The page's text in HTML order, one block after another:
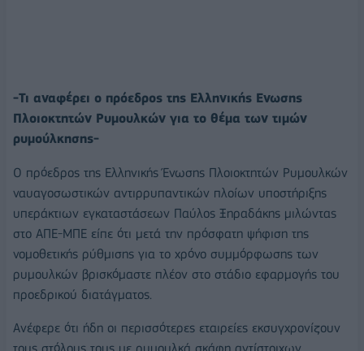
-Τι αναφέρει ο πρόεδρος της Ελληνικής Ενωσης
Πλοιοκτητών Ρυμουλκών για το θέμα των τιμών
ρυμούλκησης-
Ο πρόεδρος της Ελληνικής Ένωσης Πλοιοκτητών Ρυμουλκών
ναυαγοσωστικών αντιρρυπαντικών πλοίων υποστήριξης
υπεράκτιων εγκαταστάσεων Παύλος Ξηραδάκης μιλώντας
στο ΑΠΕ-ΜΠΕ είπε ότι μετά την πρόσφατη ψήφιση της
νομοθετικής ρύθμισης για το χρόνο συμμόρφωσης των
ρυμουλκών βρισκόμαστε πλέον στο στάδιο εφαρμογής του
προεδρικού διατάγματος.
Ανέφερε ότι ήδη οι περισσότερες εταιρείες εκσυγχρονίζουν